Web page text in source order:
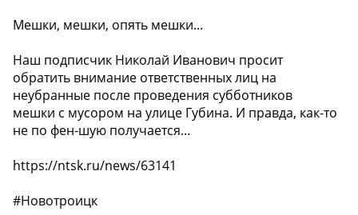
Мешки, мешки, опять мешки...
Наш подписчик Николай Иванович просит
обратить внимание ответственных лиц на
неубранные после проведения субботников
мешки с мусором на улице Губина. И правда, как-то
не по фен-шую получается...
https://ntsk.ru/news/63141
#Новотроицк